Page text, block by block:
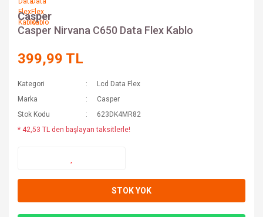
Casper
Casper Nirvana C650 Data Flex Kablo
399,99 TL
Kategori
Lcd Data Flex
Marka
Casper
Stok Kodu
623DK4MR82
* 42,53 TL den başlayan taksitlerle!
STOK YOK